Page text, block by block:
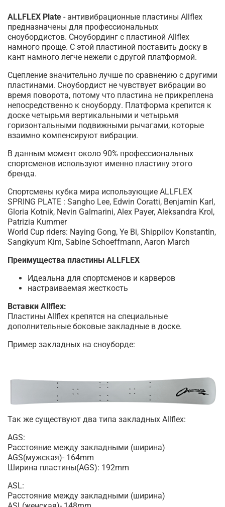
ALLFLEX Plate - антивибрационные пластины Allflex
предназначены для профессиональных
сноубордистов. Сноубординг с пластиной Allflex
намного проще. С этой пластиной поставить доску в
кант намного легче нежели с другой платформой.
Сцепление значительно лучше по сравнению с другими
пластинами. Сноубордист не чувствует вибрации во
время поворота, потому что пластина не прикреплена
непосредственно к сноуборду. Платформа крепится к
доске четырьмя вертикальными и четырьмя
горизонтальными подвижными рычагами, которые
взаимно компенсируют вибрации.
В данным момент около 90% профессиональных
спортсменов используют именно пластину этого
бренда.
Спортсмены кубка мира использующие ALLFLEX
SPRING PLATE : Sangho Lee, Edwin Coratti, Benjamin Karl,
Gloria Kotnik, Nevin Galmarini, Alex Payer, Aleksandra Krol,
Patrizia Kummer
World Cup riders: Naying Gong, Ye Bi, Shippilov Konstantin,
Sangkyum Kim, Sabine Schoeffmann, Aaron March
Преимущества пластины ALLFLEX
Идеальна для спортсменов и карверов
настраиваемая жесткость
Вставки Allflex:
Пластины Allflex крепятся на специальные
дополнительные боковые закладные в доске.
Пример закладных на сноуборде:
Так же существуют два типа закладных Allflex:
AGS:
Расстояние между закладными (ширина)
AGS(мужская)- 164mm
Ширина пластины(AGS): 192mm
ASL:
Расстояние между закладными (ширина)